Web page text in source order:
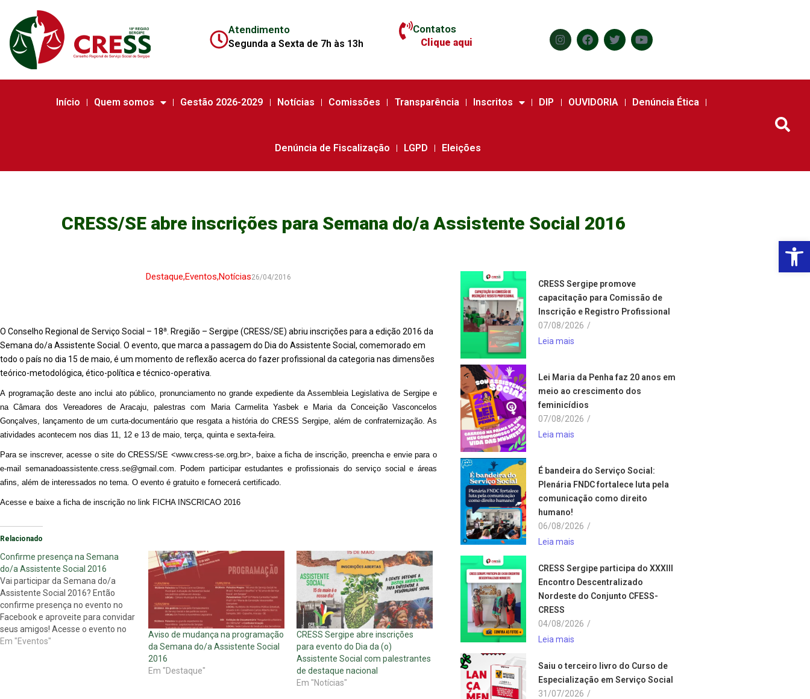
Atendimento
Segunda a Sexta de 7h às 13h
Contatos
Clique aqui
Início Quem somos Gestão 2026-2029 Notícias Comissões Transparência Inscritos DIP OUVIDORIA Denúncia Ética
Denúncia de Fiscalização LGPD Eleições
CRESS/SE abre inscrições para Semana do/a Assistente Social 2016
Destaque,Eventos,Notícias26/04/2016
O Conselho Regional de Serviço Social – 18a
. Rregião – Sergipe (CRESS/SE) abriu inscrições para a edição 2016 da
Semana do/a Assistente Social. O evento, que marca a passagem do Dia do Assistente Social, comemorado em
todo o país no dia 15 de maio, é um momento de reflexão acerca do fazer profissional da categoria nas dimensões
teórico-metodológica, ético-política e técnico-operativa.
A programação deste ano inclui ato público, pronunciamentono grande expediente da Assembleia Legislativa de Sergipe e
na Câmara dos Vereadores de Aracaju, palestras com Maria Carmelita Yasbek e Maria da Conceição Vasconcelos
Gonçalves, lançamento de um curta-documentário que resgata a história do CRESS Sergipe, além de confraternização. As
atividades acontecem nos dias 11, 12 e 13 de maio, terça, quinta e sexta-feira.
Para se inscrever, acesse o site do CRESS/SE <www.cress-se.org.br>, baixe a ficha de inscrição, preencha e envie para o
e-mail semanadoassistente.cress.se@gmail.com. Podem participar estudantes e profissionais do serviço social e áreas
afins, além de interessados no tema. O evento é gratuito e fornecerá certificado.
Acesse e baixe a ficha de inscrição no link FICHA INSCRICAO 2016
Relacionado
Confirme presença na Semana
do/a Assistente Social 2016
Vai participar da Semana do/a
Assistente Social 2016? Então
confirme presença no evento no
Facebook e aproveite para convidar
seus amigos! Acesse o evento no
link
Em "Eventos"
Aviso de mudança na programação
da Semana do/a Assistente Social
2016
Em "Destaque"
CRESS Sergipe abre inscrições
para evento do Dia da (o)
Assistente Social com palestrantes
de destaque nacional
Em "Notícias"
CRESS Sergipe promove
capacitação para Comissão de
Inscrição e Registro Profissional
07/08/2026 /
Leia mais
Lei Maria da Penha faz 20 anos em
meio ao crescimento dos
feminicídios
07/08/2026 /
Leia mais
É bandeira do Serviço Social:
Plenária FNDC fortalece luta pela
comunicação como direito
humano!
06/08/2026 /
Leia mais
CRESS Sergipe participa do XXXIII
Encontro Descentralizado
Nordeste do Conjunto CFESS-
CRESS
04/08/2026 /
Leia mais
Saiu o terceiro livro do Curso de
Especialização em Serviço Social
31/07/2026 /